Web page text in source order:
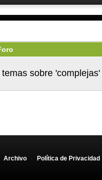
temas sobre 'complejas'
Archivo - Política de Privacidad